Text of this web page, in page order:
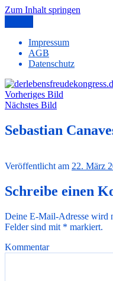
Zum Inhalt springen
derlebensfreudekongress.de
Freude – Erfüllung – Glück
Impressum
AGB
Datenschutz
Vorheriges Bild
Nächstes Bild
Sebastian
Veröffentlicht am 22. März
Schreibe einen
Deine E-Mail-Adresse wird
Felder sind mit * markiert.
Kommentar